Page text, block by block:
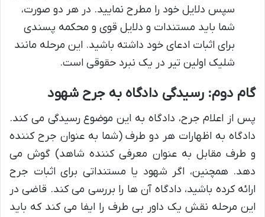
سپس دلایل خود را مطرح نمایید. در هر دو صورت،
شما باید مستندات و دلایل قوی و محکمه پسندی
برای اثبات ادعای خود داشته باشید. این مرحله مانند
شلیک اولین تیر در یک نبرد حقوقی است.
گام دوم: رسیدگی دادگاه به جرح شهود
پس از اعلام جرح، دادگاه به این موضوع رسیدگی می کند.
دادگاه به اظهارات هر دو طرف (شما به عنوان جرح کننده
و طرف مقابل به عنوان معرفی کننده شاهد) گوش می
دهد. همچنین، اگر شهود یا مستنداتی برای اثبات جرح
ارائه کرده باشید، دادگاه آن ها را بررسی می کند. قاضی در
این مرحله نقش یک داور بی طرف را ایفا می کند که باید